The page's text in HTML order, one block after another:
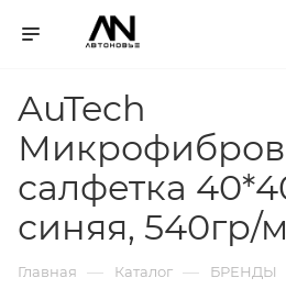
AuTech
салфетка
синяя, 540гр/
Главная — Каталог — БРЕНДЫ